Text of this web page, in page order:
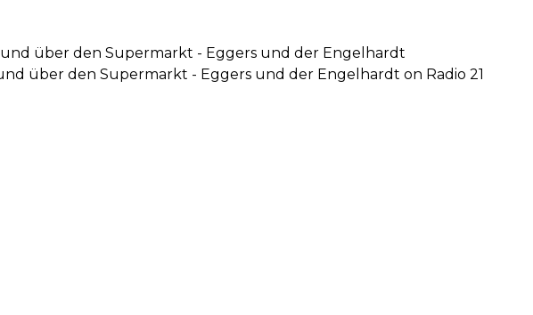
und über den Supermarkt - Eggers und der Engelhardt
über den Supermarkt - Eggers und der Engelhardt on Radio 21